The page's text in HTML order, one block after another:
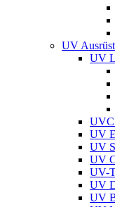
UV
UV
UVC
UV
UV
UV
UV-
UV
UV